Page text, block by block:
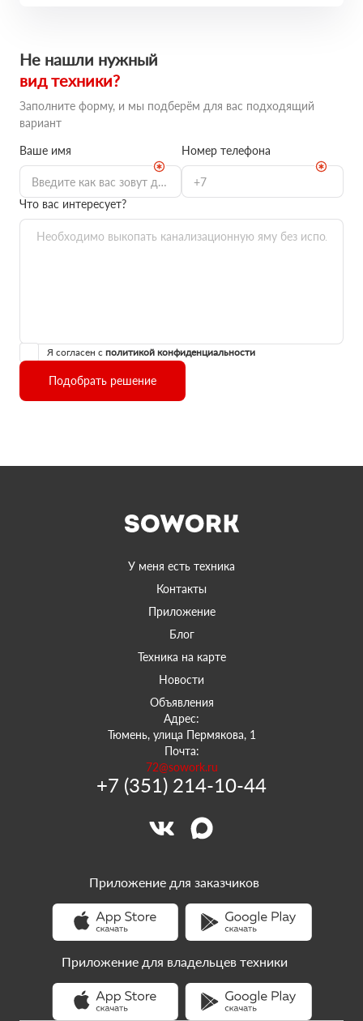
Не нашли нужный
вид техники?
Заполните форму, и мы подберём для вас подходящий
вариант
Ваше имя
Номер телефона
Что вас интересует?
Я согласен с политикой конфиденциальности
Подобрать решение
У меня есть техника
Контакты
Приложение
Блог
Техника на карте
Новости
Объявления
Адрес:
Тюмень, улица Пермякова, 1
Почта:
72@sowork.ru
+7 (351) 214-10-44
Приложение для заказчиков
Приложение для владельцев техники